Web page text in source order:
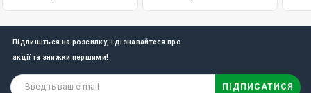
Підпишіться на розсилку, і дізнавайтеся про
акції та знижки першими!
ПІДПИСАТИСЯ